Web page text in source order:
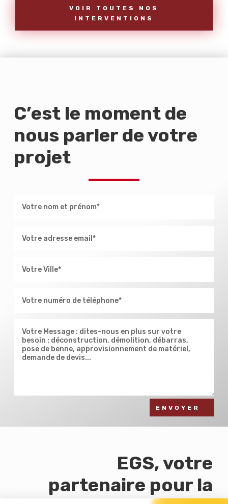
VOIR TOUTES NOS
INTERVENTIONS
C’est le moment de
nous parler de votre
projet
ENVOYER
EGS, votre
partenaire pour la